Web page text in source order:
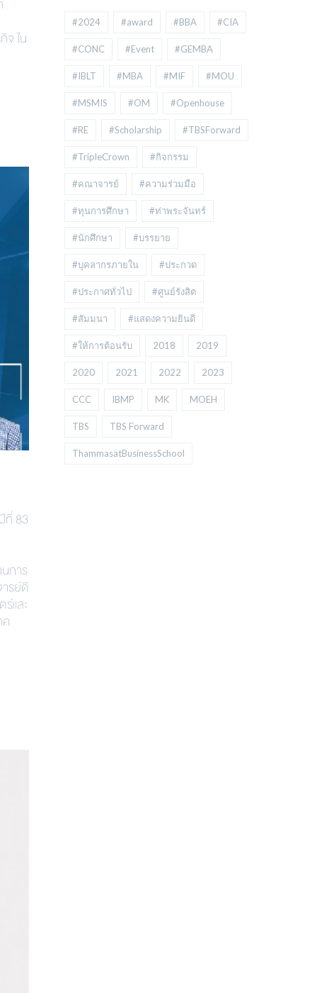
จ ใน
ที่ 83
การ
รย์ดี
และ
#2024 #award #BBA #CIA
#CONC #Event #GEMBA
#IBLT #MBA #MIF #MOU
#MSMIS #OM #Openhouse
#RE #Scholarship #TBSForward
#TripleCrown #กิจกรรม
#คณาจารย์ #ความร่วมมือ
#ทุนการศึกษา #ท่าพระจันทร์
#นักศึกษา #บรรยาย
#บุคลากรภายใน #ประกวด
#ประกาศทั่วไป #ศูนย์รังสิต
#สัมมนา #แสดงความยินดี
#ให้การต้อนรับ 2018 2019
2020 2021 2022 2023
CCC IBMP MK MOEH
TBS TBS Forward
ThammasatBusinessSchool